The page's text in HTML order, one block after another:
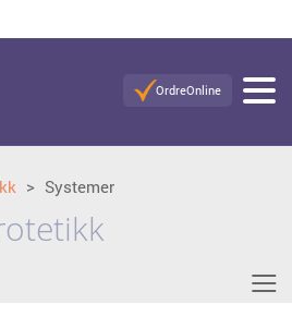
OrdreOnline
> Systemer
≡